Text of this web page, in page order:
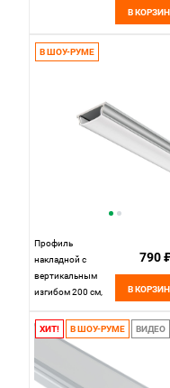
В
В ШОУ-РУМЕ
Профиль
накладной с
вертикальным
изгибом 200 см,
631016
790
В
ХИТ! В ШОУ-РУМЕ ВИДЕО